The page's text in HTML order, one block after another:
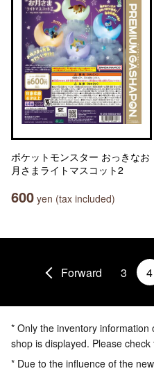
ポケットモンスター おっきなお
月さまライトマスコット2
600 yen (tax included)
Forward 3 4
* Only the inventory
shop is displayed. Please
* Due to the influence of the